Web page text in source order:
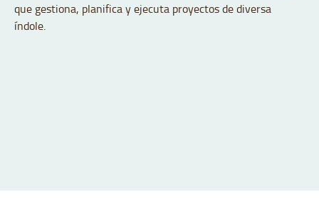
que gestiona, planifica y ejecuta proyectos de diversa
índole.